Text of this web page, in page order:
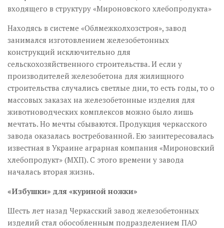
Находясь в системе «Облмежколхозстроя», завод
занимался изготовлением железобетонных
конструкций исключительно для
сельскохозяйственного строительства. И если у
производителей железобетона для жилищного
строительства случались светлые дни, то есть годы, то о
массовых заказах на железобетонные изделия для
животноводческих комплексов можно было лишь
мечтать. Но мечты сбываются. Продукция черкасского
завода оказалась востребованной. Ею заинтересовалась
известная в Украине аграрная компания «Мироновский
хлебопродукт» (МХП). С этого времени у завода
началась вторая жизнь.
«Избушки» для «куриной ножки»
Шесть лет назад Черкасский завод железобетонных
изделий стал обособленным подразделением ПАО